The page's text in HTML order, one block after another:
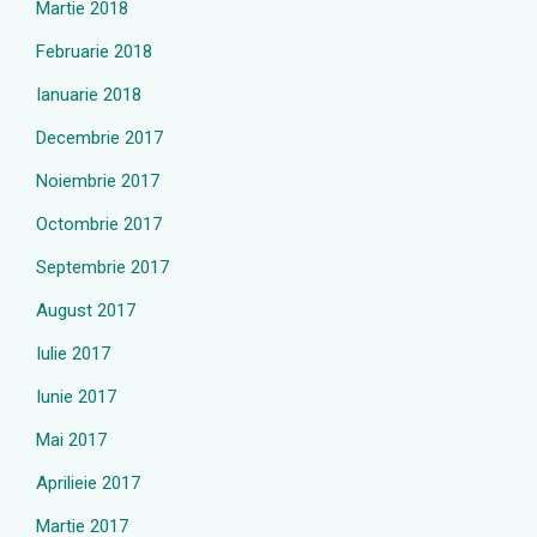
Martie 2018
Februarie 2018
Ianuarie 2018
Decembrie 2017
Noiembrie 2017
Octombrie 2017
Septembrie 2017
August 2017
Iulie 2017
Iunie 2017
Mai 2017
Aprilieie 2017
Martie 2017